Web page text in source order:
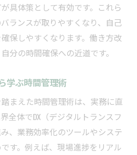
作業を効率よくこなすコツ
準備を最小限に抑える工夫
時短が自分時間確保に直結
守と時間確保の両立術
なく守れる法令順守のポイン
期限管理とリスク回避の方法
時期を逃さず効率よく対応
具体策として有効です。これら
ランスが取りやすくなり、自己
保しやすくなります。働き方改
分の時間確保への近道です。
学ぶ時間管理術
まえた時間管理術は、実務に直
全体でDX（デジタルトランスフ
、業務効率化のツールやシステ
す。例えば、現場進捗をリアル